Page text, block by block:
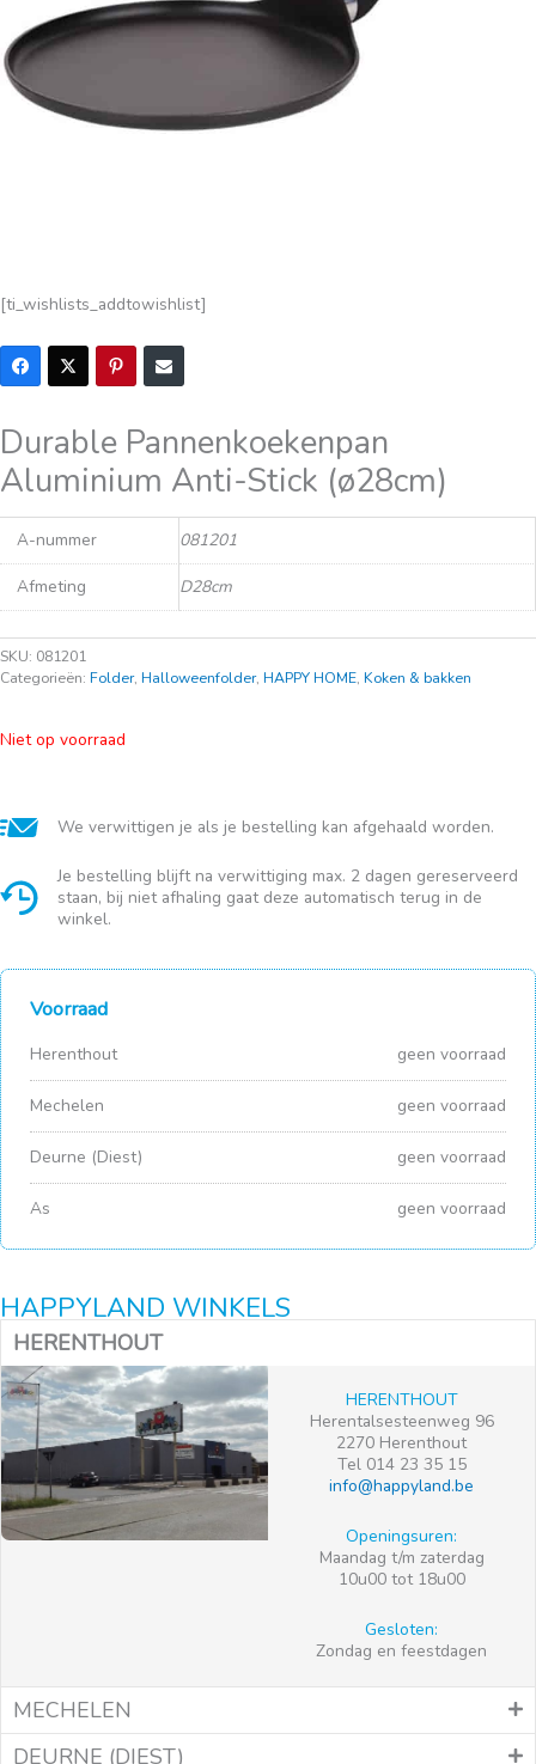
[ti_wishlists_addtowishlist]
Durable Pannenkoekenpan
Aluminium Anti-Stick (ø28cm)
A-nummer 081201
Afmeting D28cm
SKU: 081201
Categorieën: Folder, Halloweenfolder, HAPPY HOME, Koken & bakken
Niet op voorraad
We verwittigen je als je bestelling kan afgehaald worden.
Je bestelling blijft na verwittiging max. 2 dagen gereserveerd
staan, bij niet afhaling gaat deze automatisch terug in de
winkel.
Voorraad
Herenthout geen voorraad
Mechelen geen voorraad
Deurne (Diest) geen voorraad
As geen voorraad
HAPPYLAND WINKELS
HERENTHOUT
HERENTHOUT
Herentalsesteenweg 96
2270 Herenthout
Tel 014 23 35 15
info@happyland.be
Openingsuren:
Maandag t/m zaterdag
10u00 tot 18u00
Gesloten:
Zondag en feestdagen
MECHELEN
DEURNE (DIEST)